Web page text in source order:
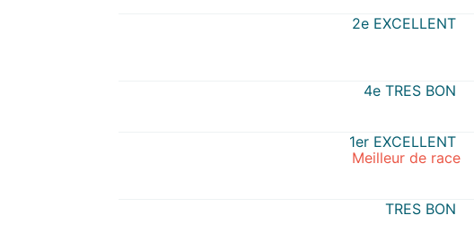
2e EXCELLENT
4e TRES BON
1er EXCELLENT
Meilleur de race
TRES BON